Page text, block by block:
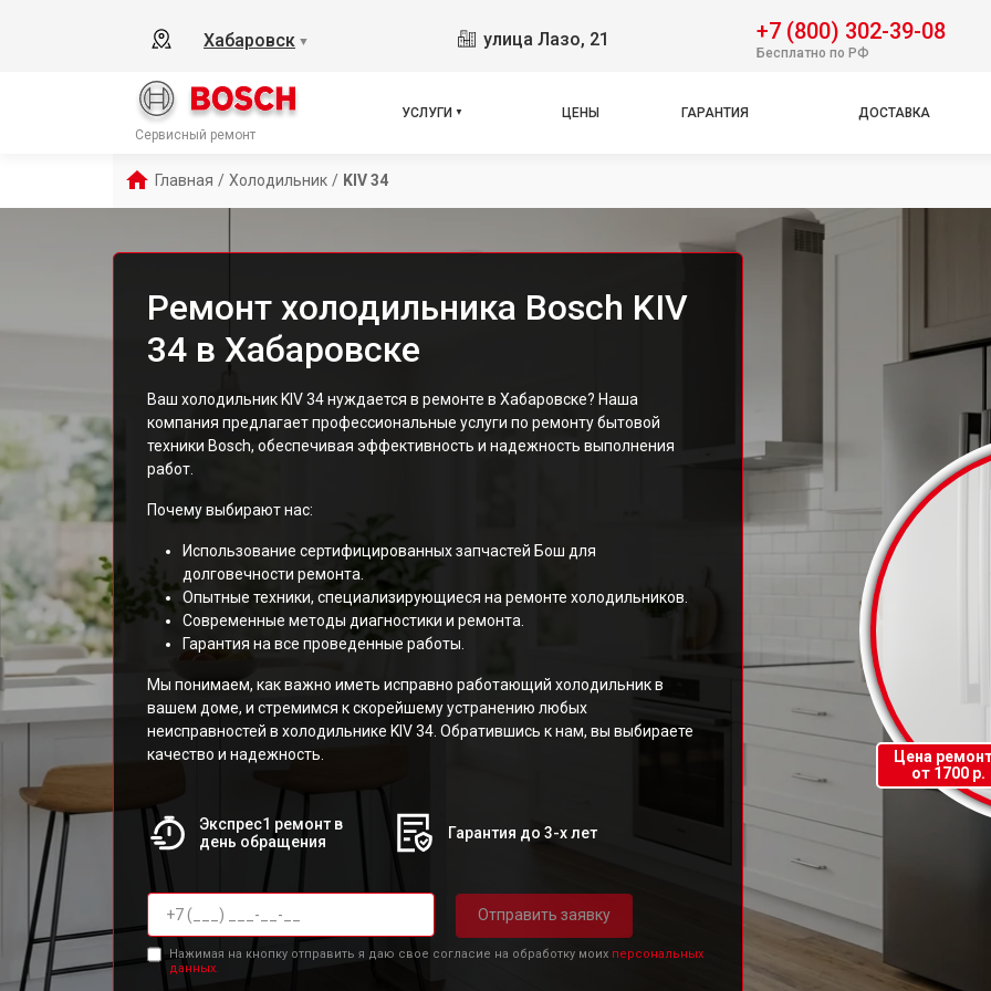
Хабаровск ▼ улица Лазо, 21 +7 (800) 302-39-08
Бесплатно по РФ
Сервисный ремонт
УСЛУГИ ЦЕНЫ ГАРАНТИЯ ДОСТАВКА
Главная / Холодильник / KIV 34
Ремонт холодильника Bosch KIV
34 в Хабаровске
Ваш холодильник KIV 34 нуждается в ремонте в Хабаровске? Наша
компания предлагает профессиональные услуги по ремонту бытовой
техники Bosch, обеспечивая эффективность и надежность выполнения
работ.
Почему выбирают нас:
Использование сертифицированных запчастей Бош для
долговечности ремонта.
Опытные техники, специализирующиеся на ремонте холодильников.
Современные методы диагностики и ремонта.
Гарантия на все проведенные работы.
Мы понимаем, как важно иметь исправно работающий холодильник в
вашем доме, и стремимся к скорейшему устранению любых
неисправностей в холодильнике KIV 34. Обратившись к нам, вы выбираете
качество и надежность.
Экспрес1 ремонт в
день обращения
Гарантия до 3-х лет
Отправить заявку
Нажимая на кнопку отправить я даю свое согласие на обработку моих персональных
данных.
Цена
от 1700 р.